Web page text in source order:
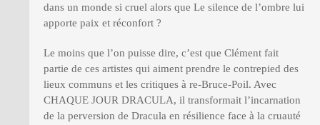
dans un monde si cruel alors que Le silence de l’ombre lui
apporte paix et réconfort ?
Le moins que l’on puisse dire, c’est que Clément fait
partie de ces artistes qui aiment prendre le contrepied des
lieux communs et les critiques à re-Bruce-Poil. Avec
CHAQUE JOUR DRACULA, il transformait l’incarnation
de la perversion de Dracula en résilience face à la cruauté